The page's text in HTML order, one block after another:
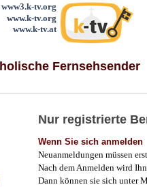
www3.k-tv.org
www.k-tv.org
www.k-tv.at
Fernsehsender
Nur registrierte
Wenn Sie sich anmelden
Neuanmeldungen müssen
Nach dem Anmelden wird
Dann können sie sich unter